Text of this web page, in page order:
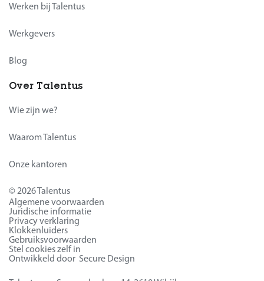
Werken bij Talentus
Werkgevers
Blog
Over Talentus
Wie zijn we?
Waarom Talentus
Onze kantoren
© 2026 Talentus
Algemene voorwaarden
Juridische informatie
Privacy verklaring
Klokkenluiders
Gebruiksvoorwaarden
Stel cookies zelf in
Ontwikkeld door Secure Design